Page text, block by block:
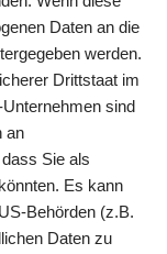
Daten an die
werden.
Drittstaat im
sind
an
Sie als
Es kann
Behörden (z.B.
Daten zu